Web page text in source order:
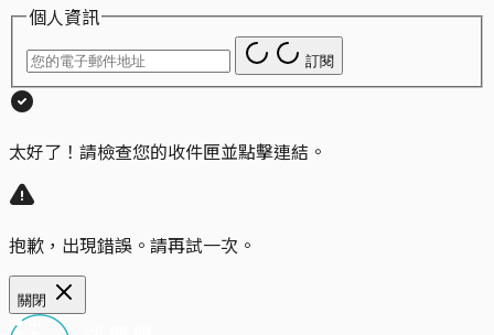
個人資訊
訂閱
太好了！請檢查您的收件匣並點擊連結。
抱歉，出現錯誤。請再試一次。
關閉